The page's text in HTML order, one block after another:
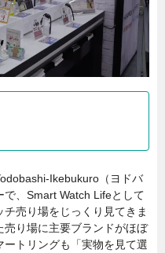
Ikebukuro（ヨドバ
、Smart Watch Lifeとして
売り場をじっくり見てきま
売り場に主要ブランドがほぼ
トリングも「実物を見て選